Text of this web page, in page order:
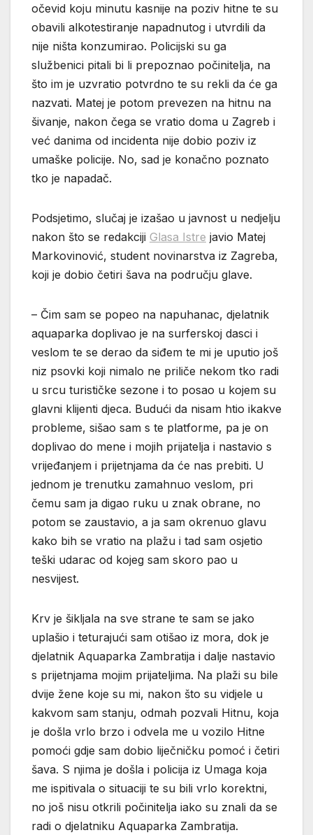
očevid koju minutu kasnije na poziv hitne te su
obavili alkotestiranje napadnutog i utvrdili da
nije ništa konzumirao. Policijski su ga
službenici pitali bi li prepoznao počinitelja, na
što im je uzvratio potvrdno te su rekli da će ga
nazvati. Matej je potom prevezen na hitnu na
šivanje, nakon čega se vratio doma u Zagreb i
već danima od incidenta nije dobio poziv iz
umaške policije. No, sad je konačno poznato
tko je napadač.
Podsjetimo, slučaj je izašao u javnost u nedjelju
nakon što se redakciji Glasa Istre javio Matej
Markovinović, student novinarstva iz Zagreba,
koji je dobio četiri šava na području glave.
– Čim sam se popeo na napuhanac, djelatnik
aquaparka doplivao je na surferskoj dasci i
veslom te se derao da siđem te mi je uputio još
niz psovki koji nimalo ne priliče nekom tko radi
u srcu turističke sezone i to posao u kojem su
glavni klijenti djeca. Budući da nisam htio ikakve
probleme, sišao sam s te platforme, pa je on
doplivao do mene i mojih prijatelja i nastavio s
vrijeđanjem i prijetnjama da će nas prebiti. U
jednom je trenutku zamahnuo veslom, pri
čemu sam ja digao ruku u znak obrane, no
potom se zaustavio, a ja sam okrenuo glavu
kako bih se vratio na plažu i tad sam osjetio
teški udarac od kojeg sam skoro pao u
nesvijest.
Krv je šikljala na sve strane te sam se jako
uplašio i teturajući sam otišao iz mora, dok je
djelatnik Aquaparka Zambratija i dalje nastavio
s prijetnjama mojim prijateljima. Na plaži su bile
dvije žene koje su mi, nakon što su vidjele u
kakvom sam stanju, odmah pozvali Hitnu, koja
je došla vrlo brzo i odvela me u vozilo Hitne
pomoći gdje sam dobio liječničku pomoć i četiri
šava. S njima je došla i policija iz Umaga koja
me ispitivala o situaciji te su bili vrlo korektni,
no još nisu otkrili počinitelja iako su znali da se
radi o djelatniku Aquaparka Zambratija.